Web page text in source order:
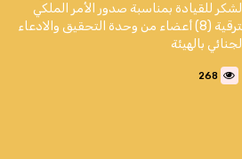
الشكر للقيادة بمناسبة صدور الأمر الملكي
بترقية (8) أعضاء من وحدة التحقيق والادعاء
الجنائي بالهيئة
268